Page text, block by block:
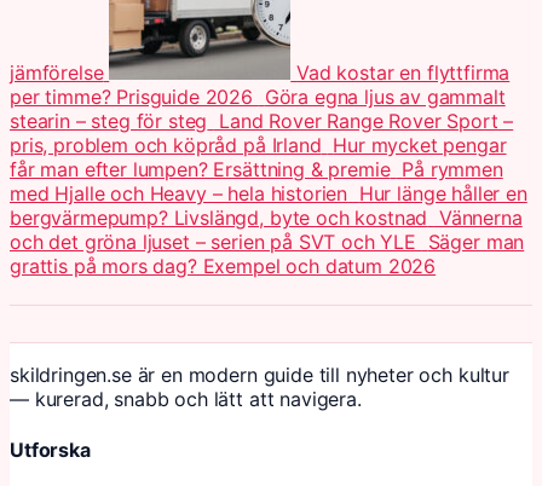
jämförelse
Vad kostar en flyttfirma
per timme? Prisguide 2026 Göra egna ljus av gammalt
stearin – steg för steg Land Rover Range Rover Sport –
pris, problem och köpråd på Irland Hur mycket pengar
får man efter lumpen? Ersättning & premie På rymmen
med Hjalle och Heavy – hela historien Hur länge håller en
bergvärmepump? Livslängd, byte och kostnad Vännerna
och det gröna ljuset – serien på SVT och YLE Säger man
grattis på mors dag? Exempel och datum 2026
skildringen.se är en modern guide till nyheter och kultur
— kurerad, snabb och lätt att navigera.
Utforska